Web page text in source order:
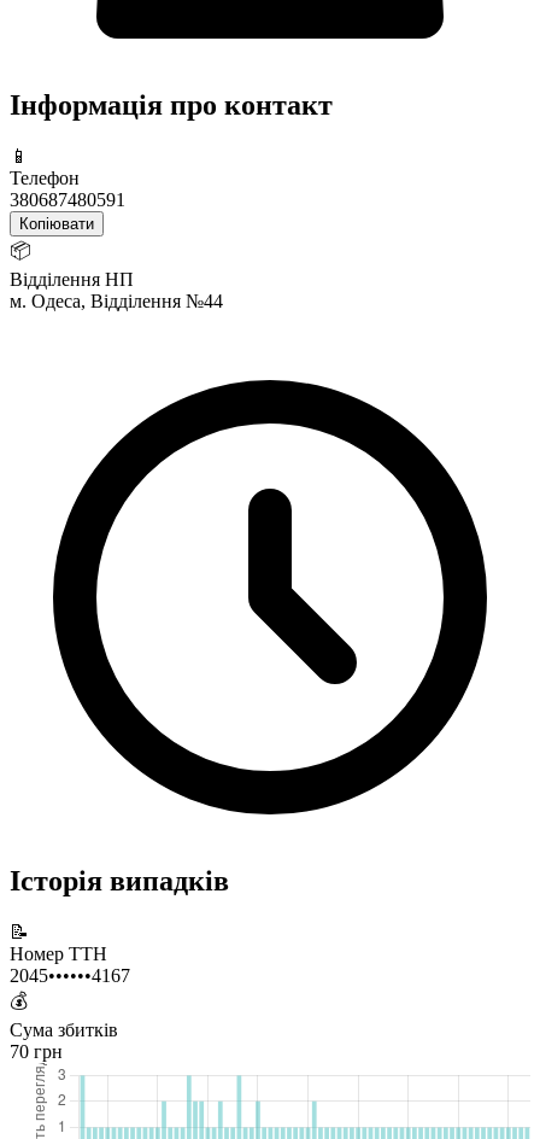
Інформація про контакт
📱
Телефон
380687480591
Копіювати
📦
Відділення НП
м. Одеса, Відділення №44
Історія випадків
📝
Номер ТТН
2045••••••4167
💰
Сума збитків
70 грн